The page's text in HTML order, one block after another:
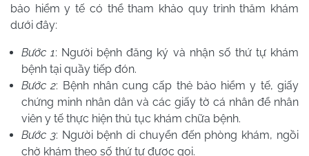
bảo hiểm y tế có thể tham khảo quy trình thăm khám
dưới đây:
Bước 1: Người bệnh đăng ký và nhận số thứ tự khám
bệnh tại quầy tiếp đón.
Bước 2: Bệnh nhân cung cấp thẻ bảo hiểm y tế, giấy
chứng minh nhân dân và các giấy tờ cá nhân để nhân
viên y tế thực hiện thủ tục khám chữa bệnh.
Bước 3: Người bệnh di chuyển đến phòng khám, ngồi
chờ khám theo số thứ tự được gọi.